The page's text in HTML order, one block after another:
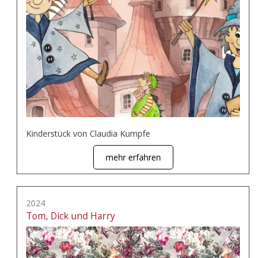
Kinderstück von Claudia Kumpfe
mehr erfahren
2024
Tom, Dick und Harry